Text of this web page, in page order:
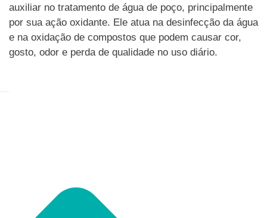
auxiliar no tratamento de água de poço, principalmente
por sua ação oxidante. Ele atua na desinfecção da água
e na oxidação de compostos que podem causar cor,
gosto, odor e perda de qualidade no uso diário.